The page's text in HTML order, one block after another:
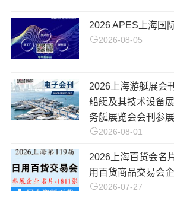
2026 APES上海国
2026-08-05
2026上海游艇展会
船艇及其技术设备
务艇展览会会刊参
2026-08-01
2026上海百货会名
用百货商品交易会
2026-07-27